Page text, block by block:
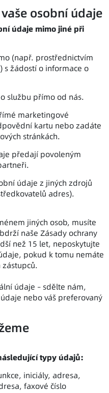
osobní údaje
údaje mimo jiné při
(např. prostřednictvím
s žádostí o informace o
službu přímo od nás.
marketingové
kartu nebo zadáte
stránkách.
předají povoleným
údaje z jiných zdrojů
adres).
jiných osob, musíte
naše Zásady ochrany
než 15 let, neposkytujte
pokud k tomu nemáte
zástupců.
údaje – sdělte nám,
nebo váš preferovaný
typy údajů:
iniciály, adresa,
faxové číslo